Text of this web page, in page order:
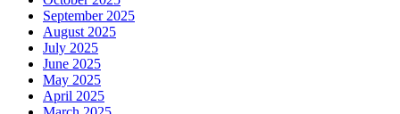
September 2025
August 2025
July 2025
June 2025
May 2025
April 2025